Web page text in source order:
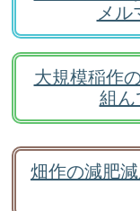
メル
大規模稲作
組ん
畑作の減肥